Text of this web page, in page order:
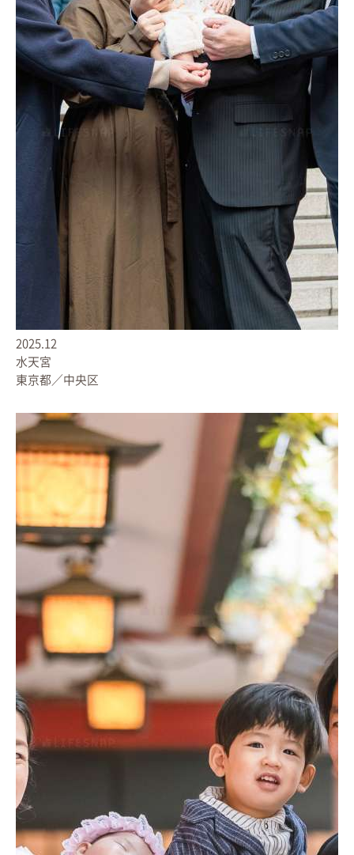
2025.12
水天宮
東京都／中央区